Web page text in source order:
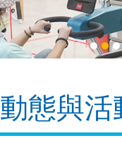
1 2 3
動態與活